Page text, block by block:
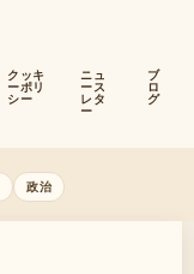
クッキ
ーポリ
シー
ニュ
ース
レタ
ー
ブ
ロ
グ
政治